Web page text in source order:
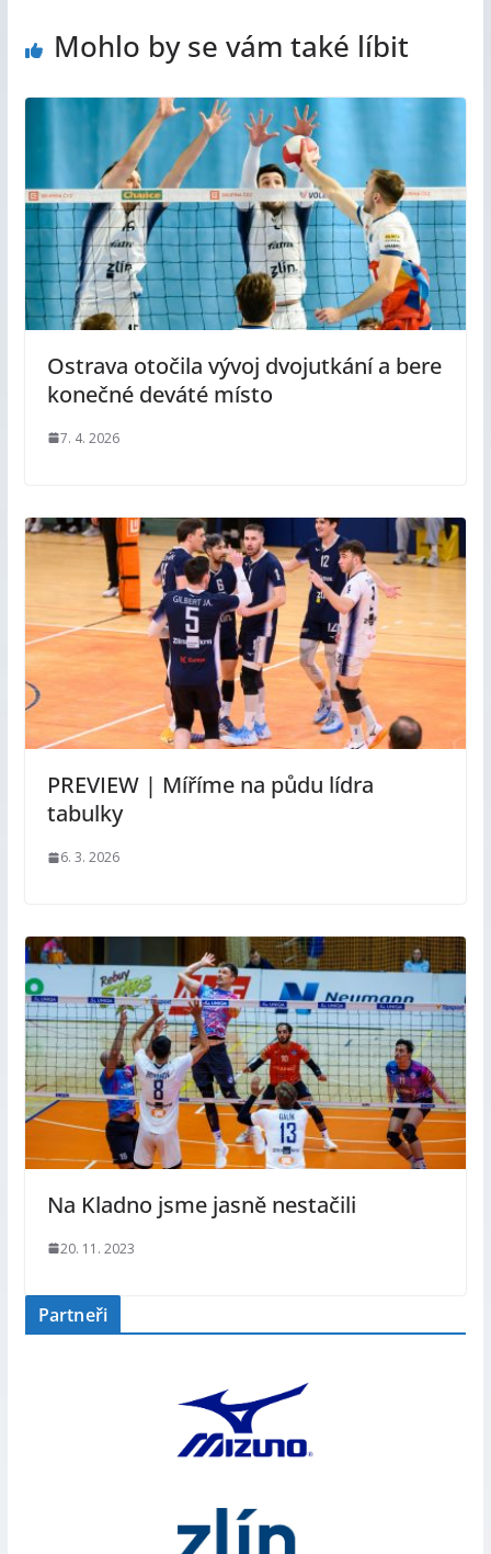
Mohlo by se vám také líbit
Ostrava otočila vývoj dvojutkání a bere
konečné deváté místo
7. 4. 2026
PREVIEW | Míříme na půdu lídra
tabulky
6. 3. 2026
Na Kladno jsme jasně nestačili
20. 11. 2023
Partneři